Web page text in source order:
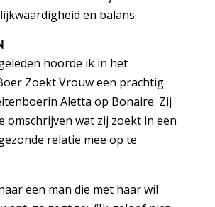
en balans.
hoorde ik in het
Zoekt Vrouw een prachtig
Aletta op Bonaire. Zij
omschrijven wat zij zoekt in een
relatie mee op te
een man die met haar wil